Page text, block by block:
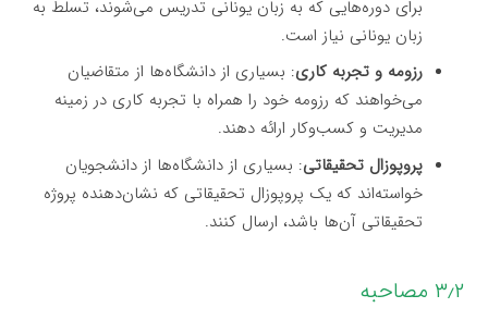
برای دوره‌هایی که به زبان یونانی تدریس می‌شوند، تسلط به
زبان یونانی نیاز است.
رزومه و تجربه کاری: بسیاری از دانشگاه‌ها از متقاضیان
می‌خواهند که رزومه خود را همراه با تجربه کاری در زمینه
مدیریت و کسب‌وکار ارائه دهند.
پروپوزال تحقیقاتی: بسیاری از دانشگاه‌ها از دانشجویان
خواسته‌اند که یک پروپوزال تحقیقاتی که نشان‌دهنده پروژه
تحقیقاتی آن‌ها باشد، ارسال کنند.
۳٫۲ مصاحبه